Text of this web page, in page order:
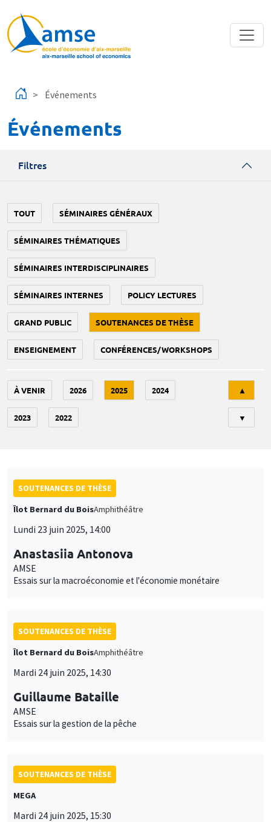
Événements
Événements
Filtres
TOUT SÉMINAIRES GÉNÉRAUX
SÉMINAIRES THÉMATIQUES
SÉMINAIRES INTERDISCIPLINAIRES
SÉMINAIRES INTERNES POLICY LECTURES
GRAND PUBLIC SOUTENANCES DE THÈSE
ENSEIGNEMENT CONFÉRENCES/WORKSHOPS
À VENIR 2026 2025 2024
2023 2022
▲
▼
SOUTENANCES DE THÈSE
Îlot Bernard du BoisAmphithéâtre
Lundi 23 juin 2025, 14:00
Anastasiia Antonova
AMSE
Essais sur la macroéconomie et l'économie monétaire
SOUTENANCES DE THÈSE
Îlot Bernard du BoisAmphithéâtre
Mardi 24 juin 2025, 14:30
Guillaume Bataille
AMSE
Essais sur la gestion de la pêche
SOUTENANCES DE THÈSE
MEGA
Mardi 24 juin 2025, 15:30